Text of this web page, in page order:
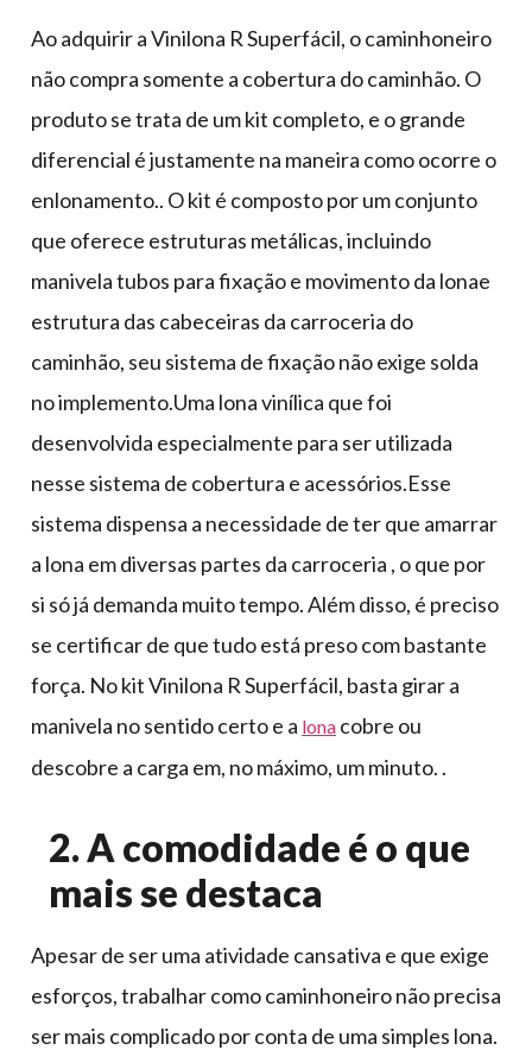
Ao adquirir a Vinilona R Superfácil, o caminhoneiro
não compra somente a cobertura do caminhão. O
produto se trata de um kit completo, e o grande
diferencial é justamente na maneira como ocorre o
enlonamento.. O kit é composto por um conjunto
que oferece estruturas metálicas, incluindo
manivela tubos para fixação e movimento da lonae
estrutura das cabeceiras da carroceria do
caminhão, seu sistema de fixação não exige solda
no implemento.Uma lona vinílica que foi
desenvolvida especialmente para ser utilizada
nesse sistema de cobertura e acessórios.Esse
sistema dispensa a necessidade de ter que amarrar
a lona em diversas partes da carroceria , o que por
si só já demanda muito tempo. Além disso, é preciso
se certificar de que tudo está preso com bastante
força. No kit Vinilona R Superfácil, basta girar a
manivela no sentido certo e a lona cobre ou
descobre a carga em, no máximo, um minuto. .
2. A comodidade é o que
mais se destaca
Apesar de ser uma atividade cansativa e que exige
esforços, trabalhar como caminhoneiro não precisa
ser mais complicado por conta de uma simples lona.